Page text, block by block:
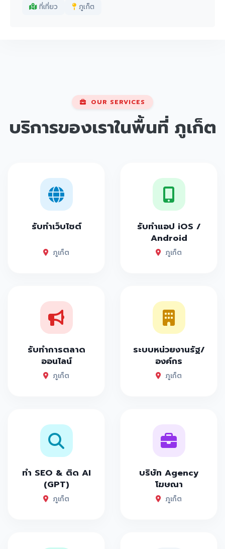
ที่เที่ยว ภูเก็ต
OUR SERVICES
บริการของเราในพื้นที่ ภูเก็ต
รับทำเว็บไซต์
ภูเก็ต
รับทำแอป iOS /
Android
ภูเก็ต
รับทำการตลาด
ออนไลน์
ภูเก็ต
ระบบหน่วยงานรัฐ/
องค์กร
ภูเก็ต
ทำ SEO & ติด AI
(GPT)
ภูเก็ต
บริษัท Agency
โฆษณา
ภูเก็ต